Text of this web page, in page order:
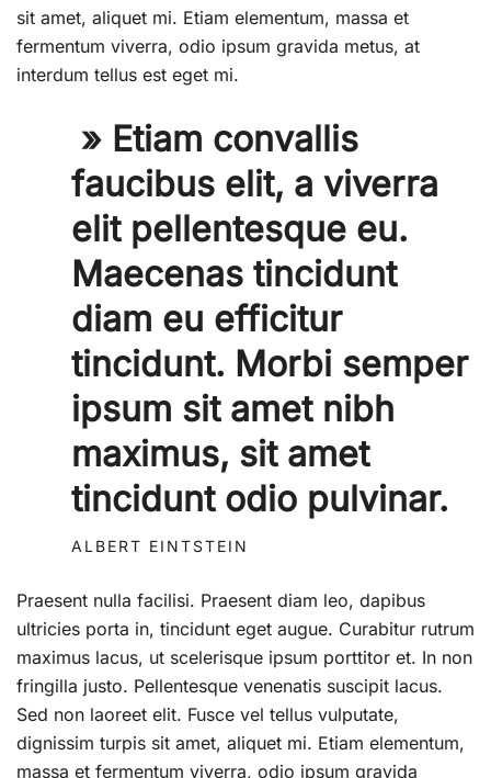
sit amet, aliquet mi. Etiam elementum, massa et
fermentum viverra, odio ipsum gravida metus, at
interdum tellus est eget mi.
» Etiam convallis
faucibus elit, a viverra
elit pellentesque eu.
Maecenas tincidunt
diam eu efficitur
tincidunt. Morbi semper
ipsum sit amet nibh
maximus, sit amet
tincidunt odio pulvinar.
ALBERT EINTSTEIN
Praesent nulla facilisi. Praesent diam leo, dapibus
ultricies porta in, tincidunt eget augue. Curabitur rutrum
maximus lacus, ut scelerisque ipsum porttitor et. In non
fringilla justo. Pellentesque venenatis suscipit lacus.
Sed non laoreet elit. Fusce vel tellus vulputate,
dignissim turpis sit amet, aliquet mi. Etiam elementum,
massa et fermentum viverra, odio ipsum gravida